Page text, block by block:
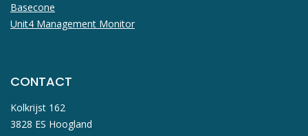
Basecone
Unit4 Management Monitor
CONTACT
Kolkrijst 162
3828 ES Hoogland